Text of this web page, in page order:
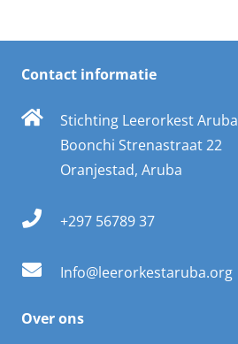
Contact informatie
Stichting Leerorkest Aruba
Boonchi Strenastraat 22
Oranjestad, Aruba
+297 56789 37
Info@leerorkestaruba.org
Over ons